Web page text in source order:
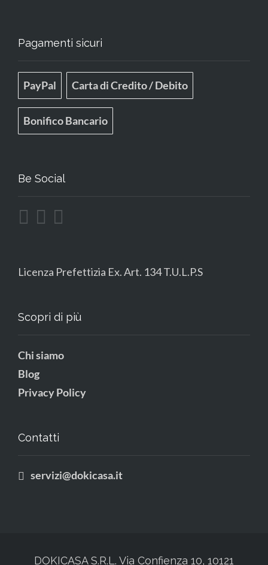
Pagamenti sicuri
PayPal Carta di Credito / Debito
Bonifico Bancario
Be Social
Licenza Prefettizia Ex. Art. 134 T.U.L.P.S
Scopri di più
Chi siamo
Blog
Privacy Policy
Contatti
servizi@dokicasa.it
DOKICASA S.R.L. Via Confienza 10, 10121